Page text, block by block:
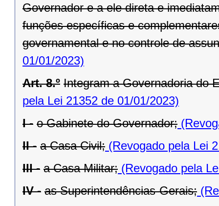
Governador e a ele direta e
funções específicas e
governamental e no controle de
01/01/2023)
Art. 8.º Integram a Governadoria do
pela Lei 21352 de 01/01/2023)
I - o Gabinete do Governador;
II - a Casa Civil; (Revogado pela Lei
III - a Casa Militar; (Revogado pela
IV - as Superintendências-Gerais;